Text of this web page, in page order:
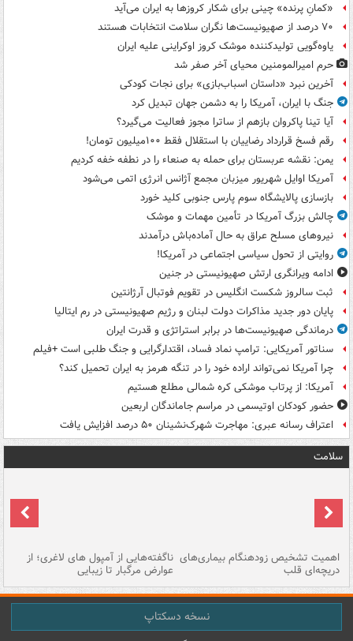
«کمانِ پرنده» چینی برای شکار کروزها به ایران می‌آید
۷۰ درصد از صهیونیست‌ها نگران سلامت انتخابات هستند
یاوه‌گویی تولیدکننده موشک کروز اوکراینی علیه ایران
حرم امیرالمومنین محیای آخر صفر شد
آخرین نبرد «داستان اسباب‌بازی» برای نجات کودکی
جنگ با ایران، آمریکا را به دشمن جهان تبدیل کرد
آیا تینا پاکروان بازهم از ساترا مجوز فعالیت می‌گیرد؟
رقم فسخ قرارداد رضاییان با استقلال فقط ۱۰۰میلیون تومان!
یمن: نقشه عربستان برای حمله به صنعاء را در نطفه خفه کردیم
آمریکا اوایل شهریور میزبان مجمع آژانس انرژی اتمی می‌شود
بازسازی پالایشگاه سوم پارس جنوبی کلید خورد
چالش بزرگ آمریکا در تأمین مهمات و موشک
نیروهای مسلح عراق به حال آماده‌باش درآمدند
روایتی از تحول سیاسی اجتماعی در آمریکا!
ادامه ویرانگری ارتش صهیونیستی در جنین
ثبت سالروز شکست انگلیس در تقویم فوتبال آرژانتین
پایان دور جدید مذاکرات دولت لبنان و رژیم صهیونیستی در رم ایتالیا
درماندگی صهیونیست‌ها در برابر استراتژی و قدرت ایران
سناتور آمریکایی: ترامپ نماد فساد، اقتدارگرایی و جنگ طلبی است +فیلم
چرا آمریکا نمی‌تواند اراده خود را در تنگه هرمز به ایران تحمیل کند؟
آمریکا: از پرتاب موشکی کره شمالی مطلع هستیم
حضور کودکان اوتیسمی در مراسم جاماندگان اربعین
اعتراف رسانه عبری: مهاجرت شهرک‌نشینان ۵۰ درصد افزایش یافت
سلامت
اهمیت تشخیص زودهنگام بیماری‌های
دریچه‌ای قلب
ناگفته‌هایی از آمپول های لاغری؛ از
عوارض مرگبار تا زیبایی
نسخه دسکتاپ